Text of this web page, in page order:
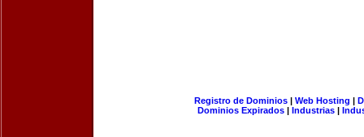
Registro de Dominios| Web Hosting |
Dominios Expirados | Industrias |